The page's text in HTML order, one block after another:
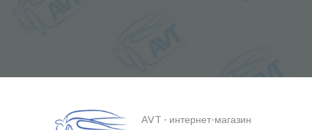
AVT - интернет-магазин